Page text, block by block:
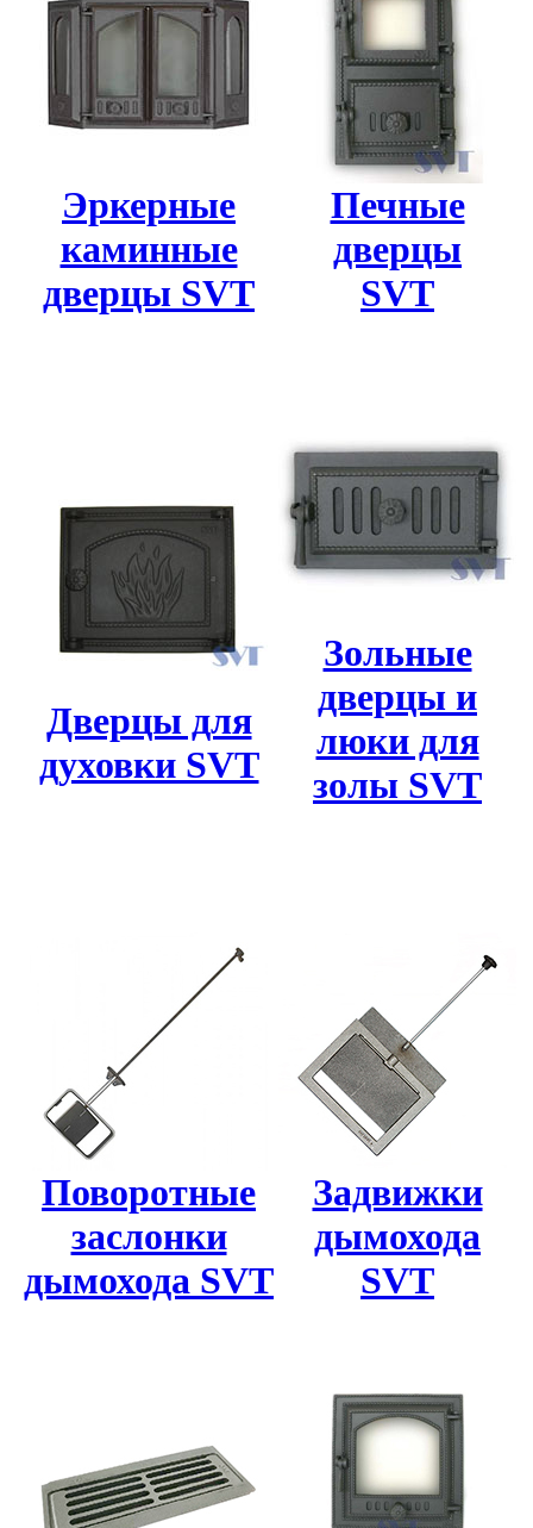
Эркерные
каминные
дверцы SVT
Печные
дверцы
SVT
Дверцы для
духовки SVT
Зольные
дверцы и
люки для
золы SVT
Поворотные
заслонки
дымохода SVT
Задвижки
дымохода
SVT